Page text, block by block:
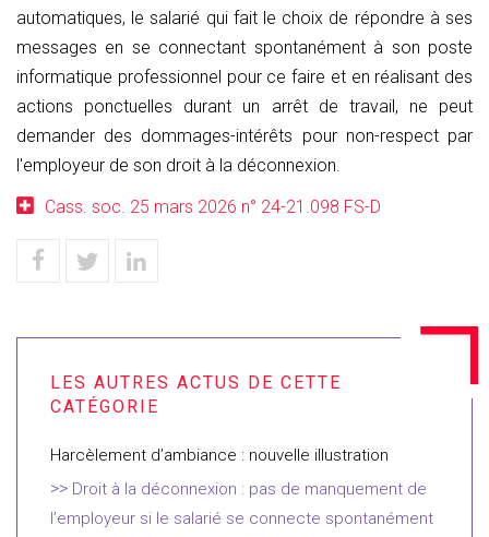
automatiques, le salarié qui fait le choix de répondre à ses
messages en se connectant spontanément à son poste
informatique professionnel pour ce faire et en réalisant des
actions ponctuelles durant un arrêt de travail, ne peut
demander des dommages-intérêts pour non-respect par
l'employeur de son droit à la déconnexion.
Cass. soc. 25 mars 2026 n° 24-21.098 FS-D
Harcèlement d’ambiance : nouvelle illustration
Droit à la déconnexion : pas de manquement de
l’employeur si le salarié se connecte spontanément